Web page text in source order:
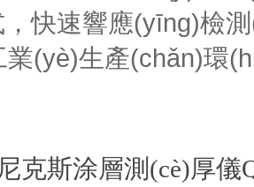
，快速響應(yīng)檢
業(yè)生產(chǎn)環
尼克斯涂層測(cè)厚儀